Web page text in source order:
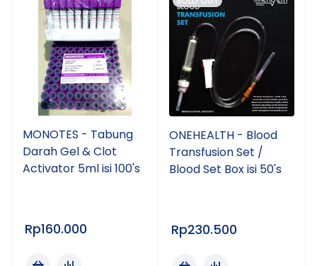
MONOTES - Tabung
Darah Gel & Clot
Activator 5ml isi 100's
Rp160.000
ONEHEALTH - Blood
Transfusion Set /
Blood Set Box isi 50's
Rp230.500